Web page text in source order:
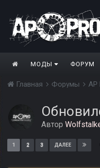
МОДЫ ФОРУМ
Главная Форумы AP
Автор
1 2 3 ДАЛЕЕ